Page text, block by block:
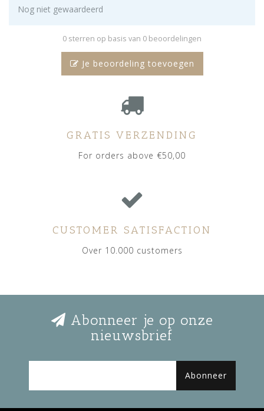
Nog niet gewaardeerd
0 sterren op basis van 0 beoordelingen
Je beoordeling toevoegen
GRATIS VERZENDING
For orders above €50,00
CUSTOMER SATISFACTION
Over 10.000 customers
Abonneer je op onze
nieuwsbrief
Abonneer